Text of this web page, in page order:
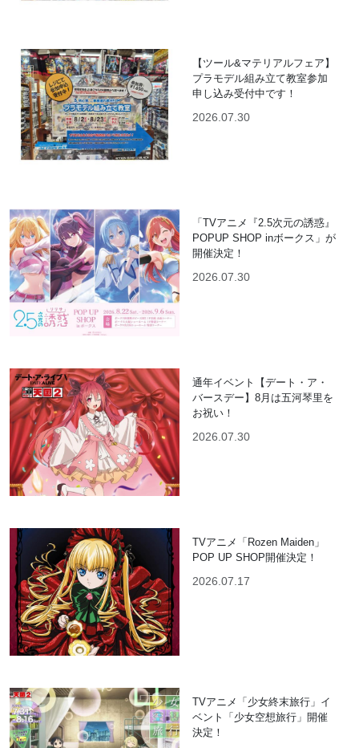
【ツール&マテリアルフェア】
プラモデル組み立て教室参加
申し込み受付中です！
2026.07.30
「TVアニメ『2.5次元の誘惑』
POPUP SHOP inボークス」が
開催決定！
2026.07.30
通年イベント【デート・ア・
バースデー】8月は五河琴里を
お祝い！
2026.07.30
TVアニメ「Rozen Maiden」
POP UP SHOP開催決定！
2026.07.17
TVアニメ「少女終末旅行」イ
ベント「少女空想旅行」開催
決定！